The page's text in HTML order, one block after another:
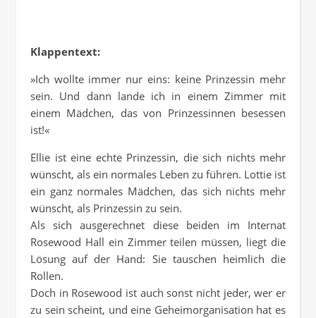
Klappentext:
»Ich wollte immer nur eins: keine Prinzessin mehr
sein. Und dann lande ich in einem Zimmer mit
einem Mädchen, das von Prinzessinnen besessen
ist!«
Ellie ist eine echte Prinzessin, die sich nichts mehr
wünscht, als ein normales Leben zu führen. Lottie ist
ein ganz normales Mädchen, das sich nichts mehr
wünscht, als Prinzessin zu sein.
Als sich ausgerechnet diese beiden im Internat
Rosewood Hall ein Zimmer teilen müssen, liegt die
Lösung auf der Hand: Sie tauschen heimlich die
Rollen.
Doch in Rosewood ist auch sonst nicht jeder, wer er
zu sein scheint, und eine Geheimorganisation hat es